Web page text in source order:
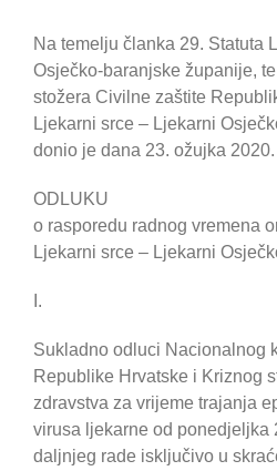
Na temelju članka 29. Statuta
Osječko-baranjske županije,
stožera Civilne zaštite
Ljekarni srce – Ljekarni
donio je dana 23. ožujka
ODLUKU
o rasporedu radnog vremena
Ljekarni srce – Ljekarni
I.
Sukladno odluci Nacionalnog
Republike Hrvatske i Kriznog
zdravstva za vrijeme trajanja
virusa ljekarne od ponedjeljka
daljnjeg rade isključivo u